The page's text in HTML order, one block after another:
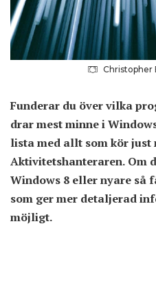
Christopher
Funderar du över vilka
drar mest minne i
lista med allt som kör just
Aktivitetshanteraren. Om
Windows 8 eller nyare så
som ger mer detaljerad
möjligt.